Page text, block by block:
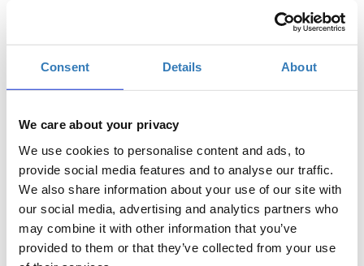
Consent Details About
We care about your privacy
We use cookies to personalise content and ads, to
provide social media features and to analyse our traffic.
We also share information about your use of our site with
our social media, advertising and analytics partners who
may combine it with other information that you’ve
provided to them or that they’ve collected from your use
Η περίοδος εγγραφών έχει λήξει.
Το σεμινάριο απευθύνεται σε εκπαιδευτικούς Α/θμιας και
Β/θμιας Εκπαίδευσης (Δημόσιας και Ιδιωτικής) οι οποίοι
επιθυμούν να εξοικειωθούν με ψηφιακά εργαλεία τα οποία
προωθούν και βελτιώνουν το επίπεδο της διαδικτυακής
μάθησης. Οι συμμετέχοντες θα μάθουν πως μπορούν να